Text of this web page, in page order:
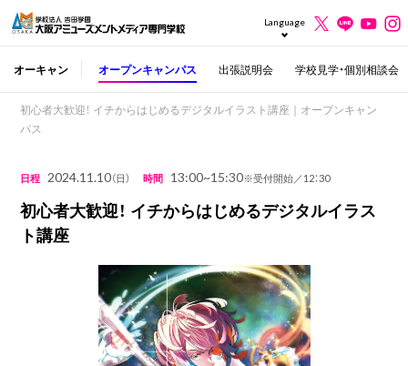
Language
オーキャン オープンキャンパス 出張説明会 学校見学・個別相談会
初心者大歓迎！ イチからはじめるデジタルイラスト講座｜オープンキャン
パス
日程 2024.11.10（日） 時間 13:00~15:30※受付開始／12：30
初心者大歓迎！ イチからはじめるデジタルイラス
ト講座